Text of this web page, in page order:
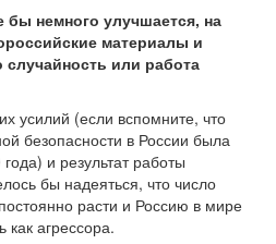
бы немного улучшается, на
материалы и
или работа
усилий (если вспомните, что
безопасности в России была
и результат работы
бы надеяться, что число
расти и Россию в мире
как агрессора.